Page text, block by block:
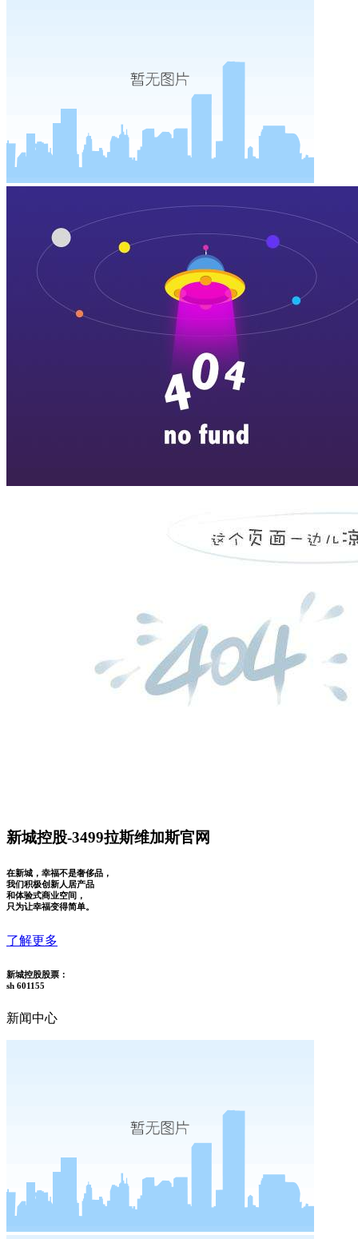
新城控股-3499拉斯维加斯官网
在新城，幸福不是奢侈品，
我们积极创新人居产品
和体验式商业空间，
只为让幸福变得简单。
了解更多
新城控股股票：
sh 601155
新闻中心